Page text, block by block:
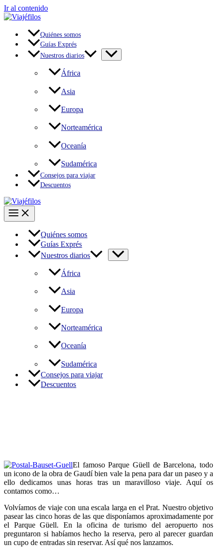
Ir al contenido
Quiénes somos
Guías Exprés
Nuestros diarios
África
Asia
Europa
Norteamérica
Oceanía
Sudamérica
Consejos para viajar
Descuentos
Quiénes somos
Guías Exprés
Nuestros diarios
África
Asia
Europa
Norteamérica
Oceanía
Sudamérica
Consejos para viajar
Descuentos
El famoso Parque Güell de Barcelona, todo
un icono de la obra de Gaudí bien vale la pena para dar un paseo y a
ello dedicamos unas horas tras un maravilloso viaje. Aquí os
contamos como…
Volvíamos de viaje con una escala larga en el Prat. Nuestro objetivo
pasear las cinco horas de las que disponíamos aproximadamente por
el Parque Güell. En la oficina de turismo del aeropuerto nos
preguntaron si habíamos hecho la reserva, pero al parecer guardan
un cupo de entradas sin reservar. Así qué nos lanzamos.